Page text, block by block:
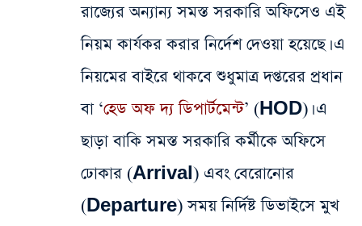
রাজ্যের অন্যান্য সমস্ত সরকারি অফিসেও এই
নিয়ম কার্যকর করার নির্দেশ দেওয়া হয়েছে। এ
নিয়মের বাইরে থাকবে শুধুমাত্র দপ্তরের প্রধান
বা ‘হেড অফ দ্য ডিপার্টমেন্ট’ (HOD)। এ
ছাড়া বাকি সমস্ত সরকারি কর্মীকে অফিসে
ঢোকার (Arrival) এবং বেরোনোর
(Departure) সময় নির্দিষ্ট ডিভাইসে মুখ